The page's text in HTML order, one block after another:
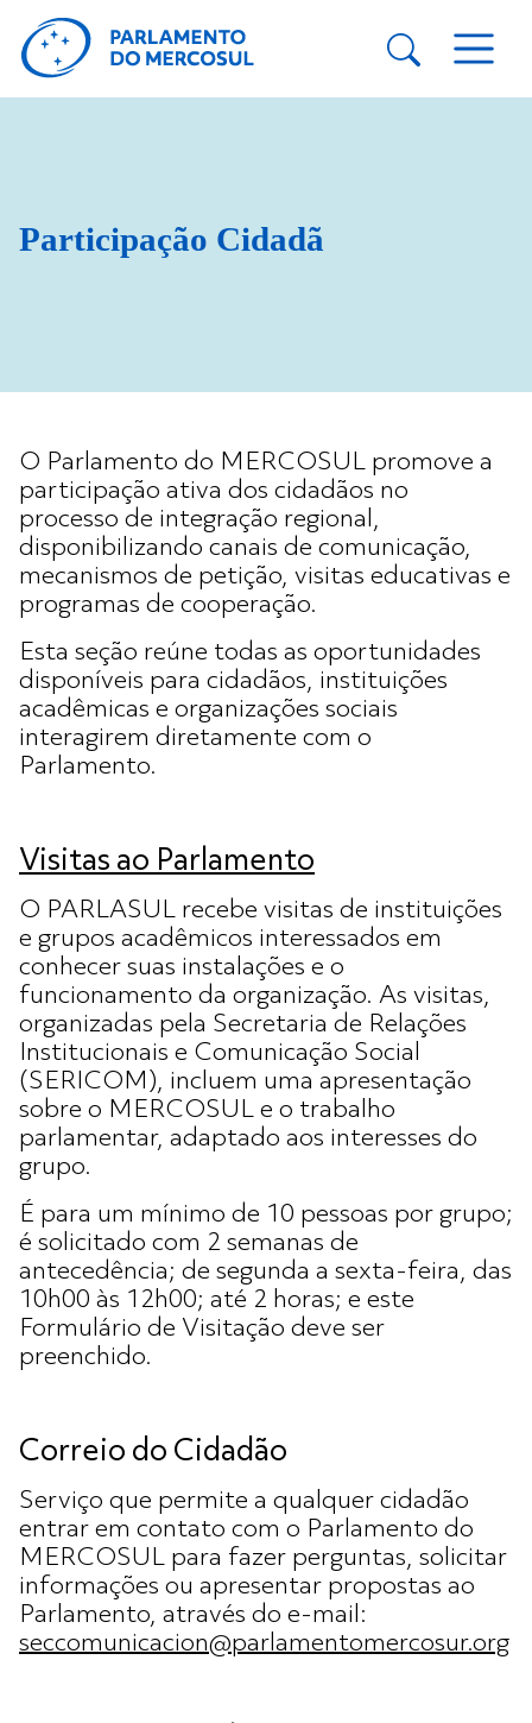
Participação Cidadã
O Parlamento do MERCOSUL promove a
participação ativa dos cidadãos no
processo de integração regional,
disponibilizando canais de comunicação,
mecanismos de petição, visitas educativas e
programas de cooperação.
Esta seção reúne todas as oportunidades
disponíveis para cidadãos, instituições
acadêmicas e organizações sociais
interagirem diretamente com o
Parlamento.
Visitas ao Parlamento
O PARLASUL recebe visitas de instituições
e grupos acadêmicos interessados em
conhecer suas instalações e o
funcionamento da organização. As visitas,
organizadas pela Secretaria de Relações
Institucionais e Comunicação Social
(SERICOM), incluem uma apresentação
sobre o MERCOSUL e o trabalho
parlamentar, adaptado aos interesses do
grupo.
É para um mínimo de 10 pessoas por grupo;
é solicitado com 2 semanas de
antecedência; de segunda a sexta-feira, das
10h00 às 12h00; até 2 horas; e este
Formulário de Visitação deve ser
preenchido.
Correio do Cidadão
Serviço que permite a qualquer cidadão
entrar em contato com o Parlamento do
MERCOSUL para fazer perguntas, solicitar
informações ou apresentar propostas ao
Parlamento, através do e-mail:
seccomunicacion@parlamentomercosur.org